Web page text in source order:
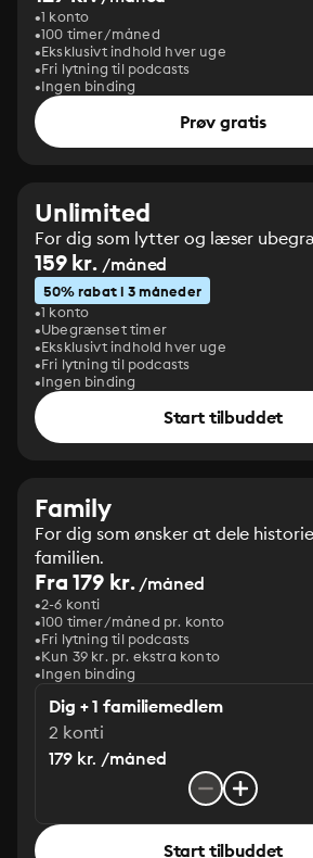
1 konto
100 timer/måned
Eksklusivt indhold hver uge
Fri lytning til podcasts
Ingen binding
Prøv gratis
Unlimited
For dig som lytter og læser
159 kr. /måned
50% rabat i 3 måneder
1 konto
Ubegrænset timer
Eksklusivt indhold hver uge
Fri lytning til podcasts
Ingen binding
Start tilbuddet
Family
For dig som ønsker at dele
familien.
Fra 179 kr./måned
2-6 konti
100 timer/måned pr. konto
Fri lytning til podcasts
Kun 39 kr. pr. ekstra konto
Ingen binding
Dig + 1 familiemedlem
2 konti
179 kr. /måned
Start tilbuddet